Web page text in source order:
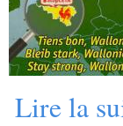
Lire la